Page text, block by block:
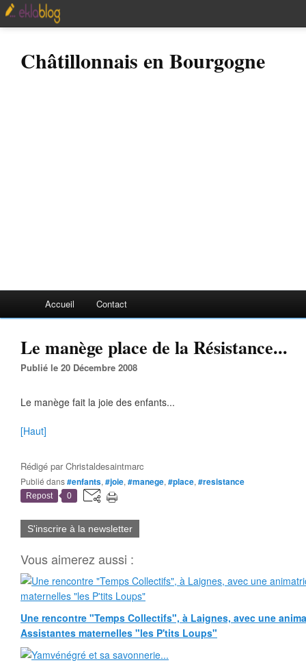
Châtillonnais en Bourgogne
Accueil Contact
Le manège place de la Résistance...
Publié le 20 Décembre 2008
Le manège fait la joie des enfants...
[Haut]
Rédigé parChristaldesaintmarc
Publié dans#enfants, #joie, #manege, #place, #resistance
Repost 0
S'inscrire à la newsletter
Vous aimerez aussi :
Une rencontre "Temps Collectifs", à Laignes, avec une
Assistantes maternelles "les P'tits Loups"